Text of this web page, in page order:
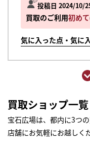
投稿日 2024/10/
買取のご利用初めて
気に入った点・気に
買取ショップ一覧
宝石広場は、都内に3つ
店舗にお気軽にお越しく